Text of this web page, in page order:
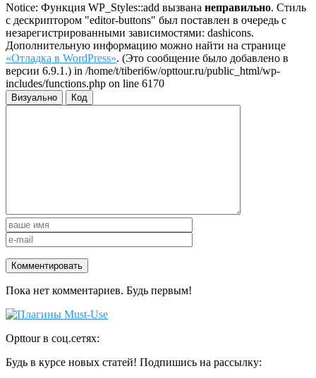
Notice: Функция WP_Styles::add вызвана неправильно. Стиль
с дескриптором "editor-buttons" был поставлен в очередь с
незарегистрированными зависимостями: dashicons.
Дополнительную информацию можно найти на странице
«Отладка в WordPress». (Это сообщение было добавлено в
версии 6.9.1.) in /home/t/tiberi6w/opttour.ru/public_html/wp-
includes/functions.php on line 6170
Визуально Код
Пока нет комментариев. Будь первым!
Opttour в соц.сетях:
Будь в курсе новых статей! Подпишись на рассылку: